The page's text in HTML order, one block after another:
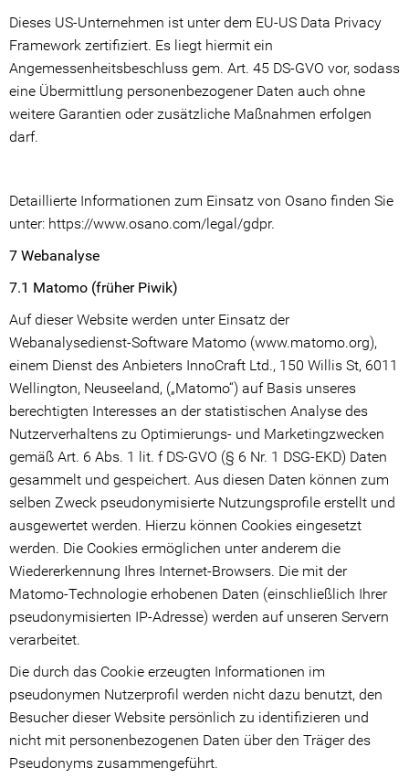
Dieses US-Unternehmen ist unter dem EU-US Data Privacy
Framework zertifiziert. Es liegt hiermit ein
Angemessenheitsbeschluss gem. Art. 45 DS-GVO vor, sodass
eine Übermittlung personenbezogener Daten auch ohne
weitere Garantien oder zusätzliche Maßnahmen erfolgen
darf.
Detaillierte Informationen zum Einsatz von Osano finden Sie
unter: https://www.osano.com/legal/gdpr.
7 Webanalyse
7.1 Matomo (früher Piwik)
Auf dieser Website werden unter Einsatz der
Webanalysedienst-Software Matomo (www.matomo.org),
einem Dienst des Anbieters InnoCraft Ltd., 150 Willis St, 6011
Wellington, Neuseeland, („Matomo“) auf Basis unseres
berechtigten Interesses an der statistischen Analyse des
Nutzerverhaltens zu Optimierungs- und Marketingzwecken
gemäß Art. 6 Abs. 1 lit. f DS-GVO (§ 6 Nr. 1 DSG-EKD) Daten
gesammelt und gespeichert. Aus diesen Daten können zum
selben Zweck pseudonymisierte Nutzungsprofile erstellt und
ausgewertet werden. Hierzu können Cookies eingesetzt
werden. Die Cookies ermöglichen unter anderem die
Wiedererkennung Ihres Internet-Browsers. Die mit der
Matomo-Technologie erhobenen Daten (einschließlich Ihrer
pseudonymisierten IP-Adresse) werden auf unseren Servern
verarbeitet.
Die durch das Cookie erzeugten Informationen im
pseudonymen Nutzerprofil werden nicht dazu benutzt, den
Besucher dieser Website persönlich zu identifizieren und
nicht mit personenbezogenen Daten über den Träger des
Pseudonyms zusammengeführt.